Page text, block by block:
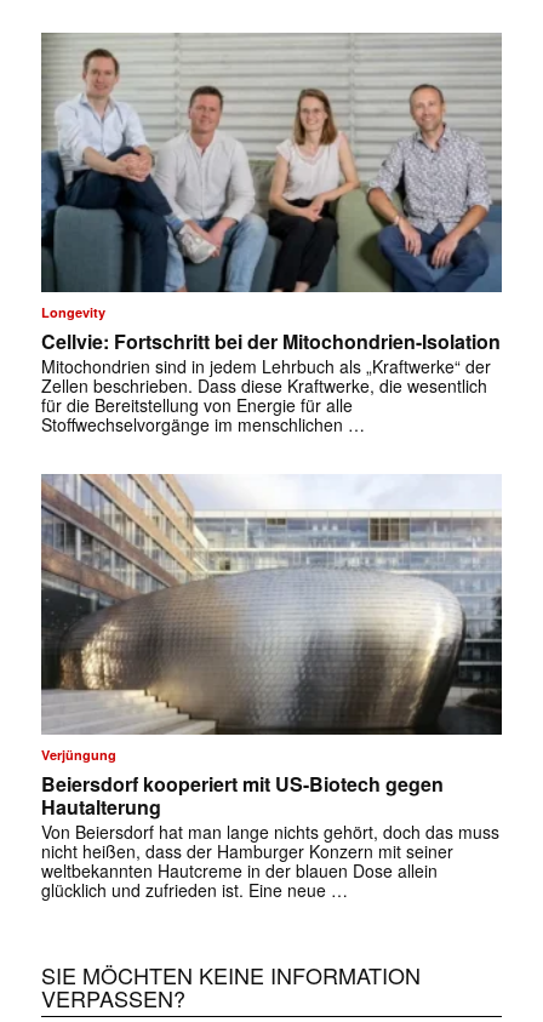
✕
Longevity
Cellvie: Fortschritt bei der Mitochondrien-Isolation
Mitochondrien sind in jedem Lehrbuch als „Kraftwerke“ der
Zellen beschrieben. Dass diese Kraftwerke, die wesentlich
für die Bereitstellung von Energie für alle
Stoffwechselvorgänge im menschlichen …
Verjüngung
Beiersdorf kooperiert mit US-Biotech gegen
Hautalterung
Von Beiersdorf hat man lange nichts gehört, doch das muss
nicht heißen, dass der Hamburger Konzern mit seiner
weltbekannten Hautcreme in der blauen Dose allein
glücklich und zufrieden ist. Eine neue …
SIE MÖCHTEN KEINE INFORMATION
VERPASSEN?